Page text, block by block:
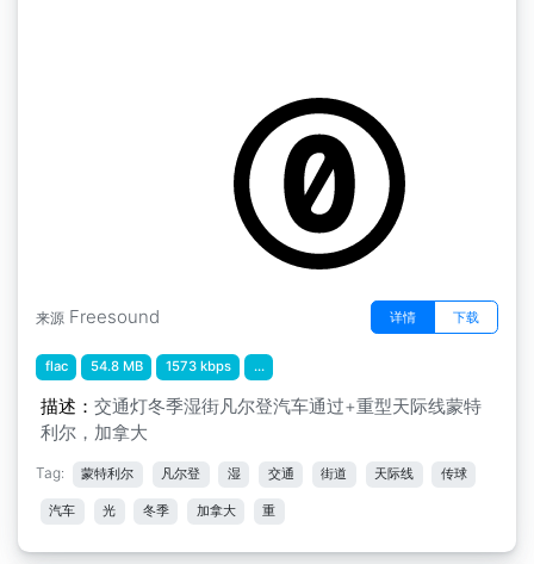
来源 Freesound 详情 下载
flac 54.8 MB 1573 kbps ...
描述： 交通灯冬季湿街凡尔登汽车通过+重型天际线蒙特
利尔，加拿大
Tag: 蒙特利尔 凡尔登 湿 交通 街道 天际线 传球
汽车 光 冬季 加拿大 重